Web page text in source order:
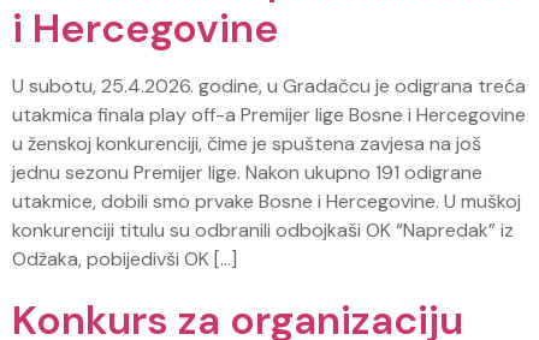
i Hercegovine
U subotu, 25.4.2026. godine, u Gradačcu je odigrana treća
utakmica finala play off-a Premijer lige Bosne i Hercegovine
u ženskoj konkurenciji, čime je spuštena zavjesa na još
jednu sezonu Premijer lige. Nakon ukupno 191 odigrane
utakmice, dobili smo prvake Bosne i Hercegovine. U muškoj
konkurenciji titulu su odbranili odbojkaši OK “Napredak” iz
Odžaka, pobijedivši OK […]
Konkurs za organizaciju